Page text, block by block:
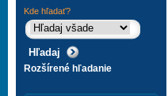
Kde hľadať?
Rozšírené hľadanie